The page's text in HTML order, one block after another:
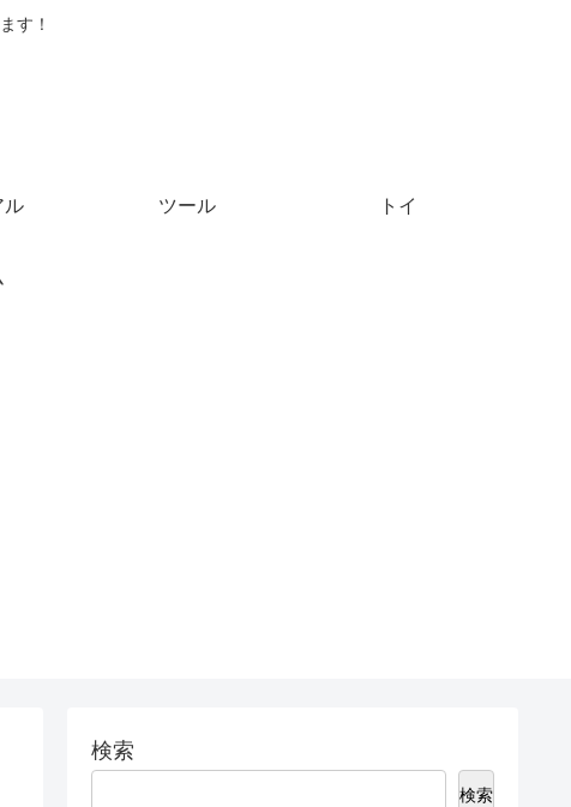
す！
ル ツール トイ
検索
検索